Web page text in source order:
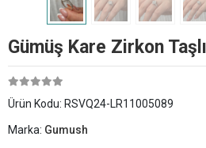
Gümüş Kare Zirkon
Ürün Kodu: RSVQ24-LR11005089
Marka: Gumush